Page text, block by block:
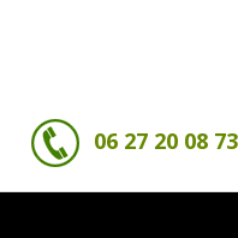
06 27 20 08 73